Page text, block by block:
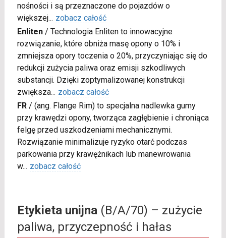
nośności i są przeznaczone do pojazdów o
większej... zobacz całość
Enliten/ Technologia Enliten to innowacyjne
rozwiązanie, które obniża masę opony o 10% i
zmniejsza opory toczenia o 20%, przyczyniając się do
redukcji zużycia paliwa oraz emisji szkodliwych
substancji. Dzięki zoptymalizowanej konstrukcji
zwiększa... zobacz całość
FR/ (ang. Flange Rim) to specjalna nadlewka gumy
przy krawędzi opony, tworząca zagłębienie i chroniąca
felgę przed uszkodzeniami mechanicznymi.
Rozwiązanie minimalizuje ryzyko otarć podczas
parkowania przy krawężnikach lub manewrowania
w... zobacz całość
Etykieta unijna(B/A/70) – zużycie
paliwa, przyczepność i hałas